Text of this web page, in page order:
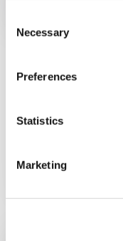
Selection
Necessary
Preferences
Statistics
Marketing
15. agosto 2024.
producidos por